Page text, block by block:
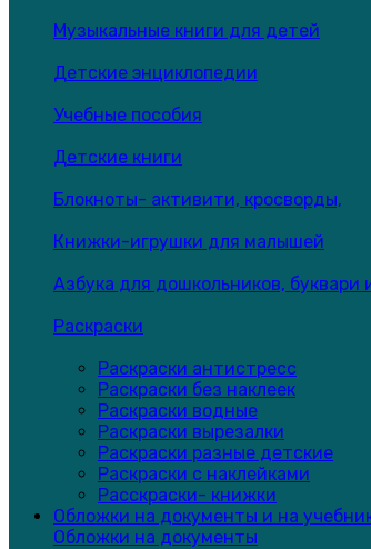
Музыкальные книги для детей
Детские энциклопедии
Учебные пособия
Детские книги
Блокноты- активити, кросворды,
Книжки-игрушки для малышей
Азбука для дошкольников, буквари
Раскраски
Раскраски антистресс
Раскраски без наклеек
Раскраски водные
Раскраски вырезалки
Раскраски разные детские
Раскраски с наклейками
Расскраски- книжки
Обложки на документы и на
Обложки на документы